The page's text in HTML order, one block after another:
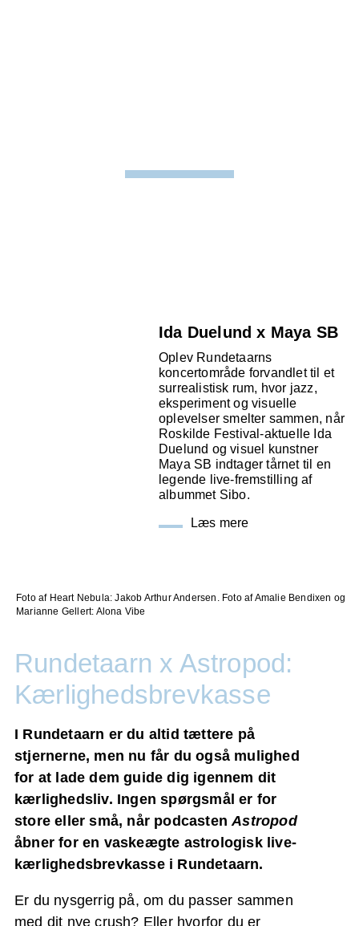
Ida Duelund x Maya SB
Oplev Rundetaarns
koncertområde forvandlet til et
surrealistisk rum, hvor jazz,
eksperiment og visuelle
oplevelser smelter sammen, når
Roskilde Festival-aktuelle Ida
Duelund og visuel kunstner
Maya SB indtager tårnet til en
legende live-fremstilling af
albummet Sibo.
Læs mere
Foto af Heart Nebula: Jakob Arthur Andersen. Foto af Amalie Bendixen og
Marianne Gellert: Alona Vibe
Rundetaarn x Astropod:
Kærlighedsbrevkasse
I Rundetaarn er du altid tættere på
stjernerne, men nu får du også mulighed
for at lade dem guide dig igennem dit
kærlighedsliv. Ingen spørgsmål er for
store eller små, når podcastenAstropod
åbner for en vaskeægte astrologisk live-
kærlighedsbrevkasse i Rundetaarn.
Er du nysgerrig på, om du passer sammen
med dit nye crush? Eller hvorfor du er